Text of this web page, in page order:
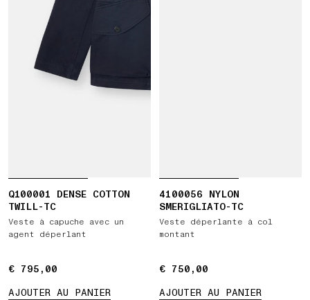
Q100001 DENSE COTTON
TWILL-TC
Veste à capuche avec un
agent déperlant
€ 795,00
€ 795,00
AJOUTER AU PANIER
4100056 NYLON
SMERIGLIATO-TC
Veste déperlante à col
montant
€ 750,00
€ 750,00
AJOUTER AU PANIER